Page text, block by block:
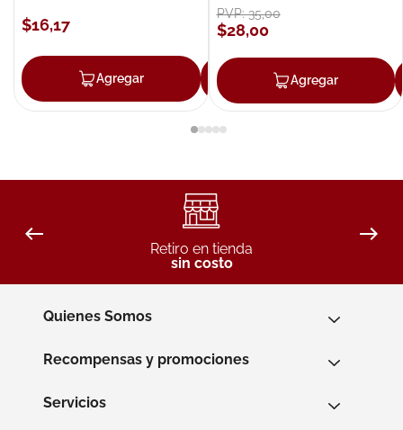
$16,17
Agregar Agregar
PVP:35,00
$28,00
Agregar
Retiro en tienda
sin costo
Quienes Somos
Recompensas y promociones
Servicios